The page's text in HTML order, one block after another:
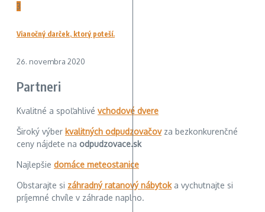
3
Vianočný darček, ktorý poteší.
26. novembra 2020
Partneri
Kvalitné a spoľahlivé vchodové dvere
Široký výber kvalitných odpudzovačovza bezkonkurenčné
ceny nájdete na odpudzovace.sk
Najlepšie domáce meteostanice
Obstarajte si záhradný ratanový nábytoka vychutnajte si
príjemné chvíle v záhrade naplno.